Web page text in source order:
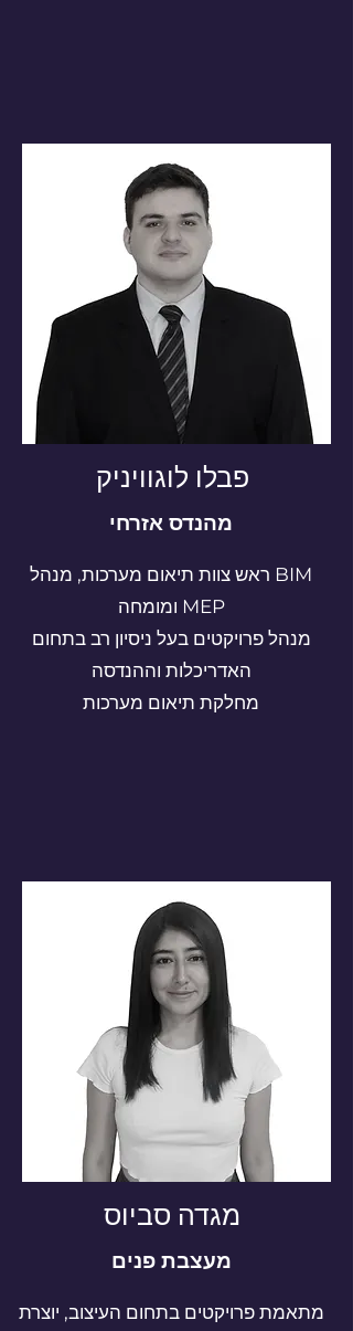
פבלו לוגוויניק
מהנדס אזרחי
ראש צוות תיאום מערכות, מנהל BIM
ומומחה MEP
מנהל פרויקטים בעל ניסיון רב בתחום
האדריכלות וההנדסה
מחלקת תיאום מערכות
מגדה סביוס
​מעצבת פנים
מתאמת פרויקטים בתחום העיצוב, יוצרת